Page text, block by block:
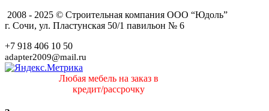
2008 - 2025 © Строительная компания ООО “Юдоль”
г. Сочи, ул. Пластунская 50/1 павильон № 6
+7 918 406 10 50
adapter2009@mail.ru
Любая мебель на заказ в
кредит/рассрочку